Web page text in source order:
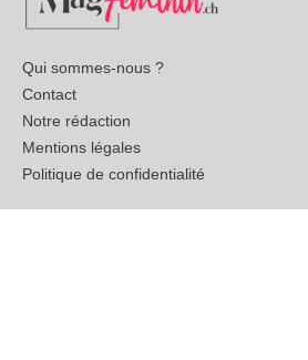
Qui sommes-nous ?
Contact
Notre rédaction
Mentions légales
Politique de confidentialité